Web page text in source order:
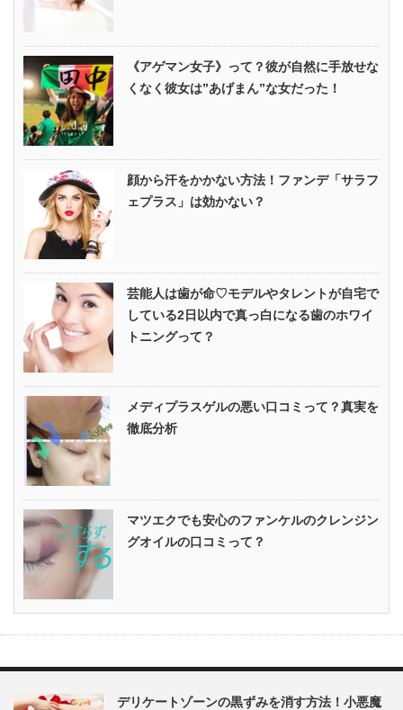
《アゲマン女子》って？彼が自然に手放せな
くなく彼女は”あげまん”な女だった！
顔から汗をかかない方法！ファンデ「サラフ
ェプラス」は効かない？
芸能人は歯が命♡モデルやタレントが自宅で
している2日以内で真っ白になる歯のホワイ
トニングって？
メディプラスゲルの悪い口コミって？真実を
徹底分析
マツエクでも安心のファンケルのクレンジン
グオイルの口コミって？
デリケートゾーンの黒ずみを消す方法！小悪魔